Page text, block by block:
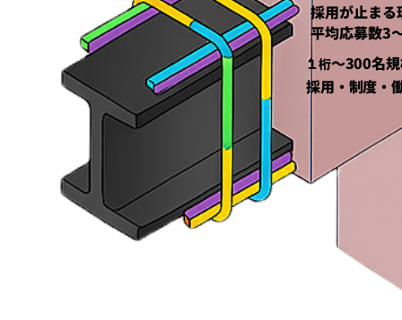
採用が止ま
平均応募数3
１桁〜300名
採用・制度・